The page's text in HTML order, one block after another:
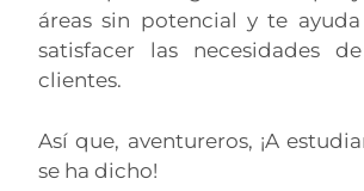
áreas sin potencial y te
satisfacer las necesidades
clientes.
Así que, aventureros, ¡A
se ha dicho!